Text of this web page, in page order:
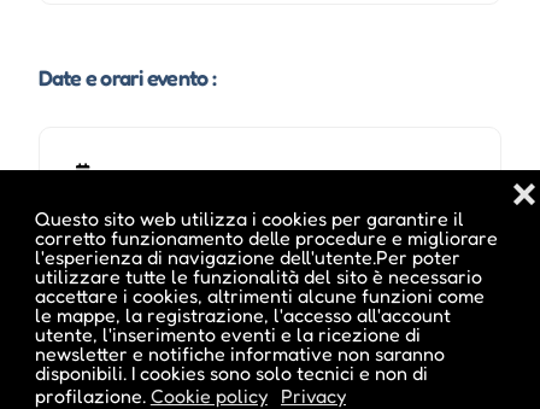
Questo sito web utilizza i cookies per garantire il
corretto funzionamento delle procedure e migliorare
l'esperienza di navigazione dell'utente.Per poter
utilizzare tutte le funzionalità del sito è necessario
accettare i cookies, altrimenti alcune funzioni come
le mappe, la registrazione, l'accesso all'account
utente, l'inserimento eventi e la ricezione di
newsletter e notifiche informative non saranno
disponibili. I cookies sono solo tecnici e non di
profilazione. Cookie policy Privacy
❌
Date e orari evento :
Pubblicato da :